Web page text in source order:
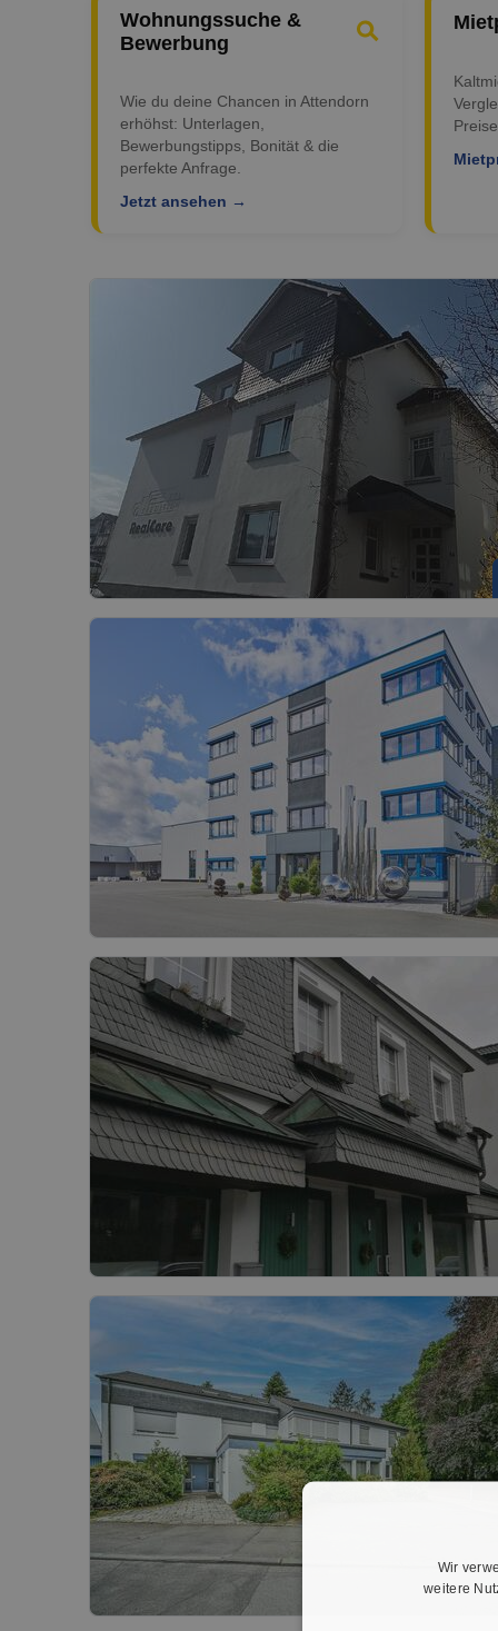
Wohnungssuche &
Bewerbung
Wie du deine Chancen in Attendorn
erhöhst: Unterlagen,
Bewerbungstipps, Bonität & die
perfekte Anfrage.
Jetzt ansehen →
Wir
weitere